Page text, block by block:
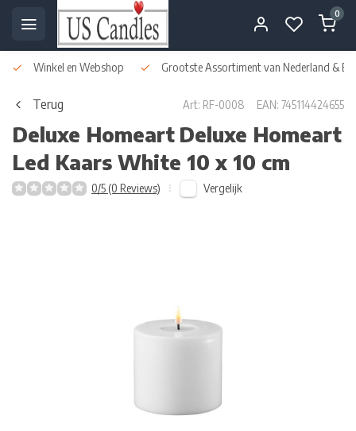
0
Winkel en Webshop Grootste Assortiment van Nederland &
Terug Art: RF-0008 EAN: 745114424655
Deluxe Homeart Deluxe Homeart
Led Kaars White 10 x 10 cm
0/5 (0 Reviews) Vergelijk